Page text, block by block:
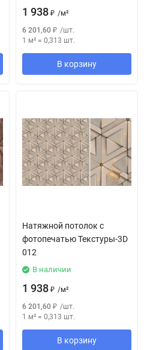
1 938 ₽ /м²
6 201,60 ₽ /шт.
1 м² = 0,313 шт.
В корзину
Натяжной потолок с
фотопечатью Текстуры-3D
012
В наличии
1 938 ₽ /м²
6 201,60 ₽ /шт.
1 м² = 0,313 шт.
В корзину